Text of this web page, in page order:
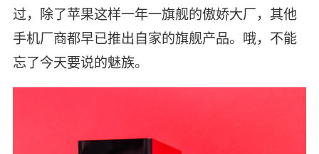
过，除了苹果这样一年一旗舰的傲娇大厂，其他
手机厂商都早已推出自家的旗舰产品。哦，不能
忘了今天要说的魅族。